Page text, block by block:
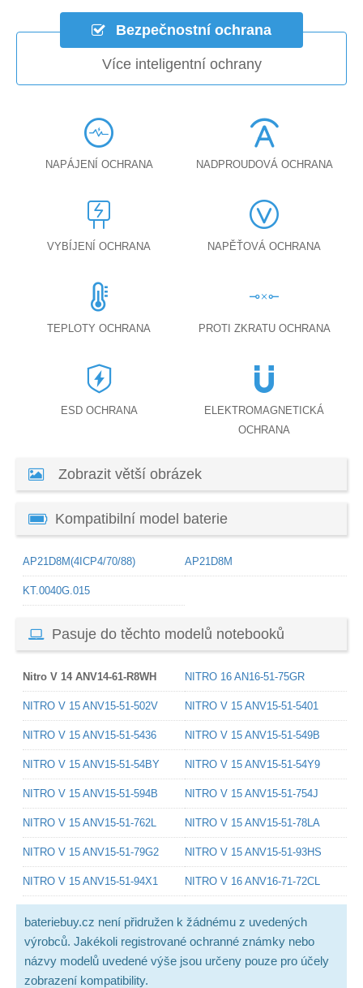
Bezpečnostní ochrana
Více inteligentní ochrany
NAPÁJENÍ OCHRANA NADPROUDOVÁ OCHRANA
VYBÍJENÍ OCHRANA NAPĚŤOVÁ OCHRANA
TEPLOTY OCHRANA PROTI ZKRATU OCHRANA
ESD OCHRANA
ELEKTROMAGNETICKÁ
OCHRANA
Zobrazit větší obrázek
Kompatibilní model baterie
AP21D8M(4ICP4/70/88) AP21D8M
KT.0040G.015
Pasuje do těchto modelů notebooků
Nitro V 14 ANV14-61-R8WH NITRO 16 AN16-51-75GR
NITRO V 15 ANV15-51-502V NITRO V 15 ANV15-51-5401
NITRO V 15 ANV15-51-5436 NITRO V 15 ANV15-51-549B
NITRO V 15 ANV15-51-54BY NITRO V 15 ANV15-51-54Y9
NITRO V 15 ANV15-51-594B NITRO V 15 ANV15-51-754J
NITRO V 15 ANV15-51-762L NITRO V 15 ANV15-51-78LA
NITRO V 15 ANV15-51-79G2 NITRO V 15 ANV15-51-93HS
NITRO V 15 ANV15-51-94X1 NITRO V 16 ANV16-71-72CL
bateriebuy.cz není přidružen k žádnému z uvedených
výrobců. Jakékoli registrované ochranné známky nebo
názvy modelů uvedené výše jsou určeny pouze pro účely
zobrazení kompatibility.